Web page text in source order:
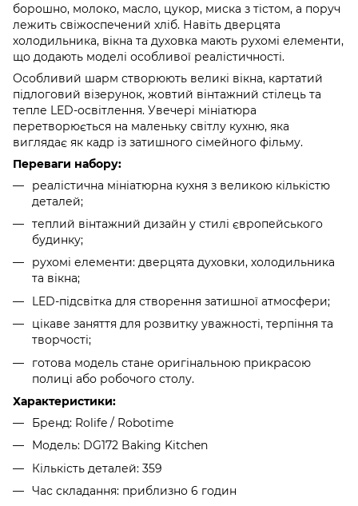
борошно, молоко, масло, цукор, миска з тістом, а поруч
лежить свіжоспечений хліб. Навіть дверцята
холодильника, вікна та духовка мають рухомі елементи,
що додають моделі особливої реалістичності.
Особливий шарм створюють великі вікна, картатий
підлоговий візерунок, жовтий вінтажний стілець та
тепле LED-освітлення. Увечері мініатюра
перетворюється на маленьку світлу кухню, яка
виглядає як кадр із затишного сімейного фільму.
Переваги набору:
реалістична мініатюрна кухня з великою кількістю
деталей;
теплий вінтажний дизайн у стилі європейського
будинку;
рухомі елементи: дверцята духовки, холодильника
та вікна;
LED-підсвітка для створення затишної атмосфери;
цікаве заняття для розвитку уважності, терпіння та
творчості;
готова модель стане оригінальною прикрасою
полиці або робочого столу.
Характеристики:
Бренд: Rolife / Robotime
Модель: DG172 Baking Kitchen
Кількість деталей: 359
Час складання: приблизно 6 годин